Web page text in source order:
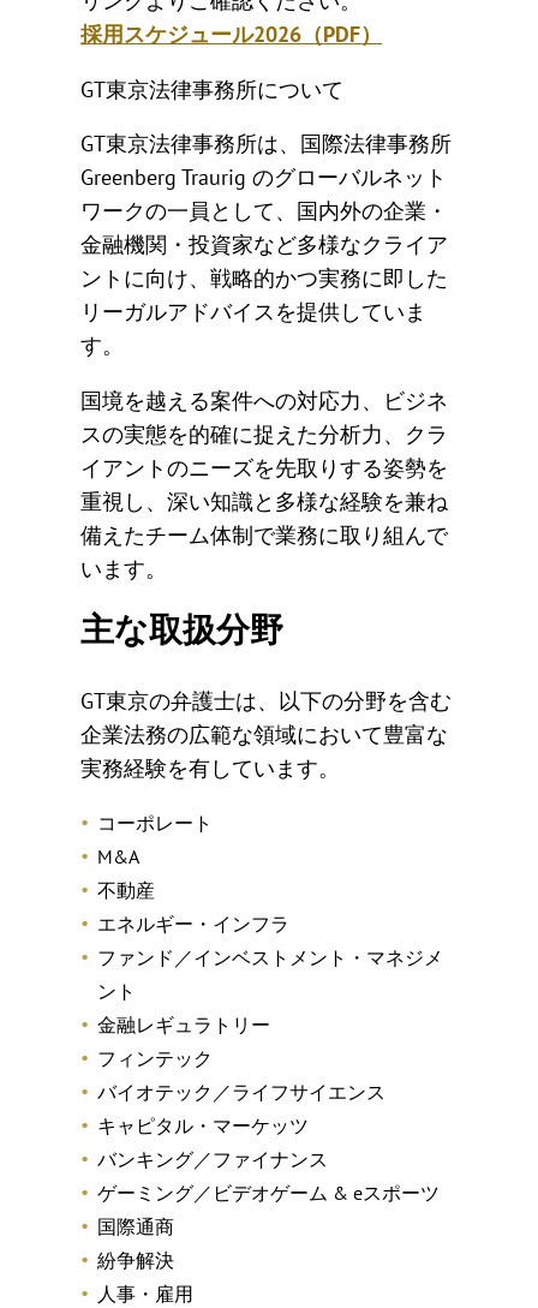
採用スケジュール2026 （PDF）
GT東京法律事務所について
GT東京法律事務所は、国際法律事務所
Greenberg Traurig のグローバルネット
ワークの一員として、国内外の企業・
金融機関・投資家など多様なクライア
ントに向け、戦略的かつ実務に即した
リーガルアドバイスを提供していま
す。
国境を越える案件への対応力、ビジネ
スの実態を的確に捉えた分析力、クラ
イアントのニーズを先取りする姿勢を
重視し、深い知識と多様な経験を兼ね
備えたチーム体制で業務に取り組んで
います。
主な取扱分野
GT東京の弁護士は、以下の分野を含む
企業法務の広範な領域において豊富な
実務経験を有しています。
コーポレート
M&A
不動産
エネルギー・インフラ
ファンド／インベストメント・マネジメ
ント
金融レギュラトリー
フィンテック
バイオテック／ライフサイエンス
キャピタル・マーケッツ
バンキング／ファイナンス
ゲーミング／ビデオゲーム & eスポーツ
国際通商
紛争解決
人事・雇用